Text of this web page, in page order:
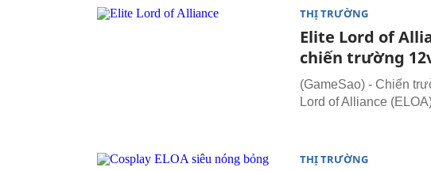
THỊ TRƯỜNG
Elite Lord of
chiến trường
(GameSao) - Chiến
Lord of Alliance
THỊ TRƯỜNG